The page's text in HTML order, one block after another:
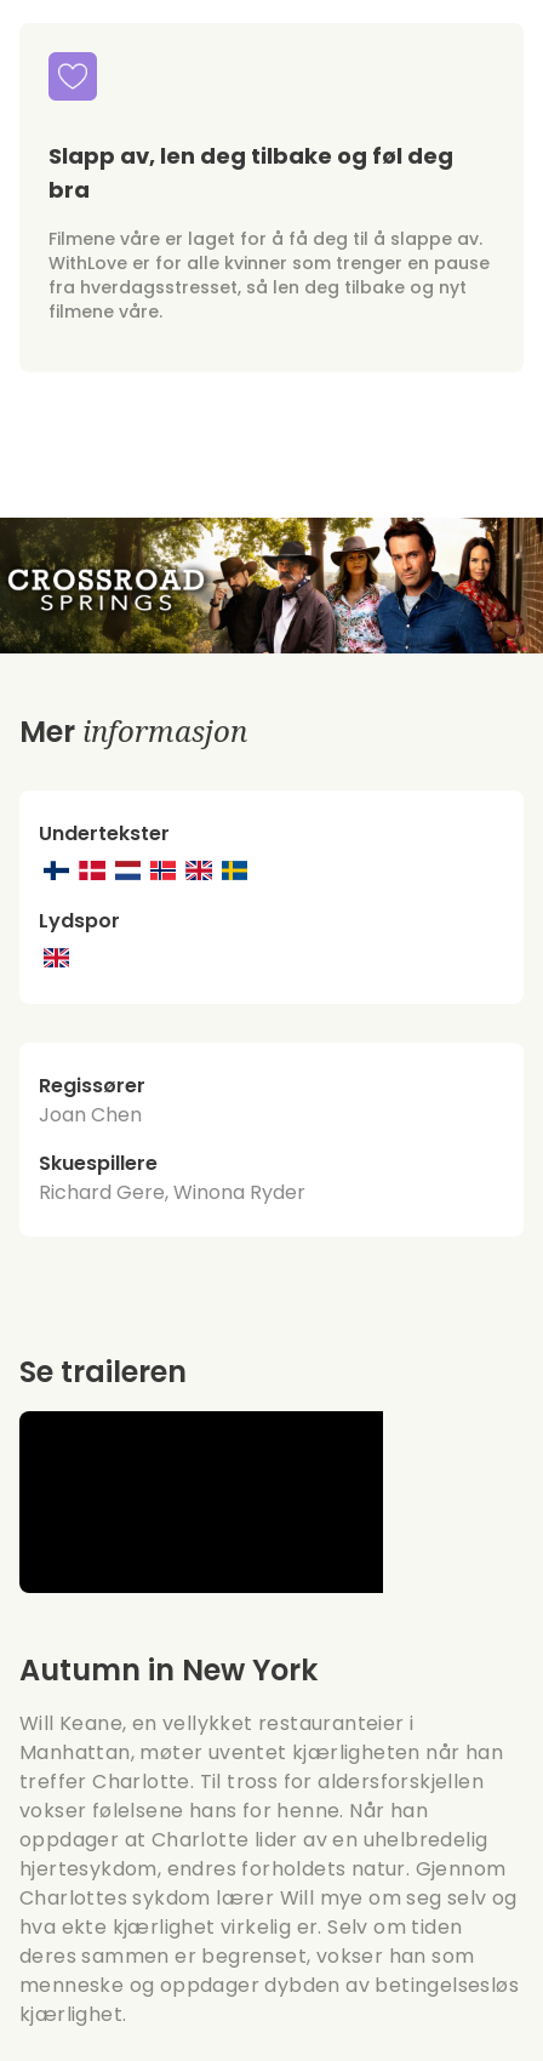
Slapp av, len deg tilbake og føl deg
bra
Filmene våre er laget for å få deg til å slappe av.
WithLove er for alle kvinner som trenger en pause
fra hverdagsstresset, så len deg tilbake og nyt
filmene våre.
Mer informasjon
Undertekster
Lydspor
Regissører
Joan Chen
Skuespillere
Richard Gere, Winona Ryder
Autumn in New York
Will Keane, en vellykket restauranteier i
Manhattan, møter uventet kjærligheten når han
treffer Charlotte. Til tross for aldersforskjellen
vokser følelsene hans for henne. Når han
oppdager at Charlotte lider av en uhelbredelig
hjertesykdom, endres forholdets natur. Gjennom
Charlottes sykdom lærer Will mye om seg selv og
hva ekte kjærlighet virkelig er. Selv om tiden
deres sammen er begrenset, vokser han som
menneske og oppdager dybden av betingelsesløs
kjærlighet.
Se traileren